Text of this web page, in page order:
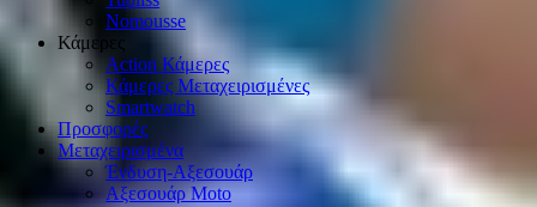
Nomousse
Κάμερες
Action Κάμερες
Κάμερες Μεταχειρισμένες
Smartwatch
Προσφορές
Μεταχειρισμένα
Ένδυση-Αξεσουάρ
Αξεσουάρ Μοto